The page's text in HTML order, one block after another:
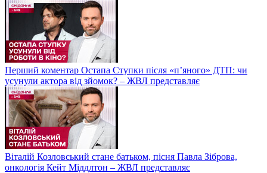
Перший коментар Остапа Ступки після «п’яного» ДТП: чи
усунули актора від зйомок? – ЖВЛ представляє
Віталій Козловський стане батьком, пісня Павла Зіброва,
онкологія Кейт Міддлтон – ЖВЛ представляє